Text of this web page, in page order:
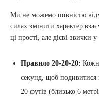
Ми не можемо повністю
силах змінити характер
ці прості, але дієві звички у
Правило 20-20-20:
секунд, щоб подивитися
20 футів (близько 6